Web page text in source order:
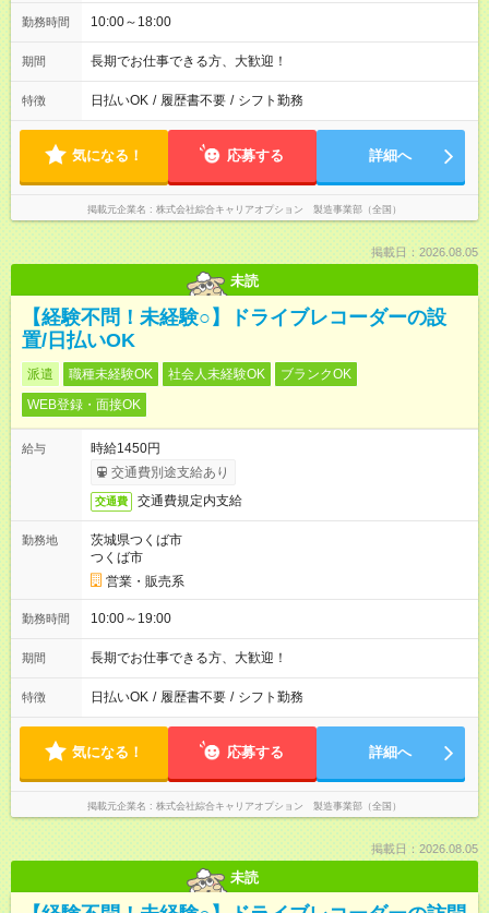
勤務時間 10:00～18:00
期間 長期でお仕事できる方、大歓迎！
特徴 日払いOK / 履歴書不要 / シフト勤務
気になる！ 応募する 詳細へ
掲載元企業名 株式会社綜合キャリアオプション 製造事業部（全国）
掲載日：2026.08.05
未読
【経験不問！未経験○】ドライブレコーダーの設
置/日払いOK
派遣 職種未経験OK 社会人未経験OK
ブランクOK
WEB登録・面接OK
給与
時給1450円
交通費別途支給あり
交通費 交通費規定内支給
勤務地
茨城県つくば市
つくば市
営業・販売系
勤務時間 10:00～19:00
期間 長期でお仕事できる方、大歓迎！
特徴 日払いOK / 履歴書不要 / シフト勤務
気になる！ 応募する 詳細へ
掲載元企業名 株式会社綜合キャリアオプション 製造事業部（全国）
掲載日：2026.08.05
未読